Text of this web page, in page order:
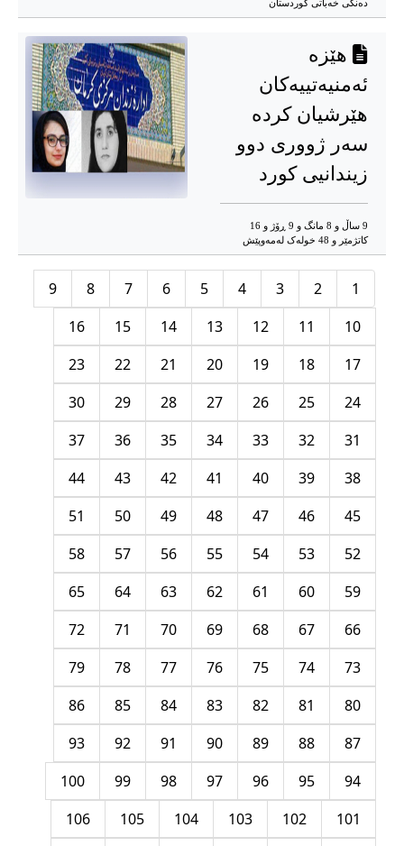
دەنگی خەباتی کوردستان
هێزە
ئەمنیەتییەکان
هێرشیان کردە
سەر ژووری دوو
زیندانیی کورد
9 ساڵ و 8 مانگ و 9 ڕۆژ و 16
کاتژمێر و 48 خوله‌ک له‌مه‌وپێش‌
1
2
3
4
5
6
7
8
9
10
11
12
13
14
15
16
17
18
19
20
21
22
23
24
25
26
27
28
29
30
31
32
33
34
35
36
37
38
39
40
41
42
43
44
45
46
47
48
49
50
51
52
53
54
55
56
57
58
59
60
61
62
63
64
65
66
67
68
69
70
71
72
73
74
75
76
77
78
79
80
81
82
83
84
85
86
87
88
89
90
91
92
93
94
95
96
97
98
99
100
101
102
103
104
105
106